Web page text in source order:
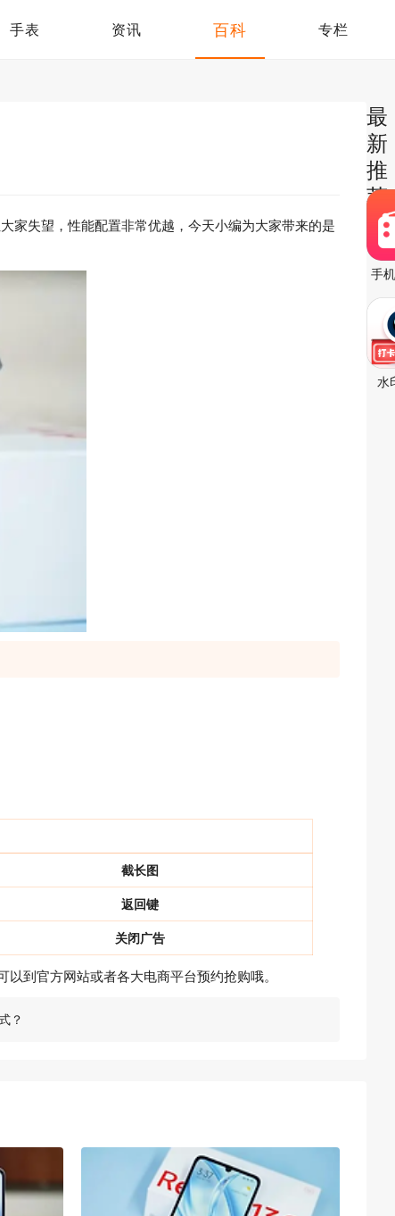
手表 资讯 百科 专栏
家失望，性能配置非常优越，今天小编为大家带来的是
截长图
返回键
关闭广告
到官方网站或者各大电商平台预约抢购哦。
？
最
新
推
荐
手
水